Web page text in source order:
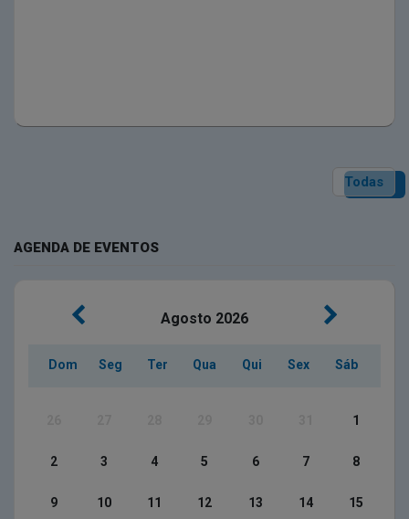
Todas
AGENDA DE EVENTOS
Agosto 2026
Dom Seg Ter Qua Qui Sex Sáb
1
2 3 4 5 6 7 8
9 10 11 12 13 14 15